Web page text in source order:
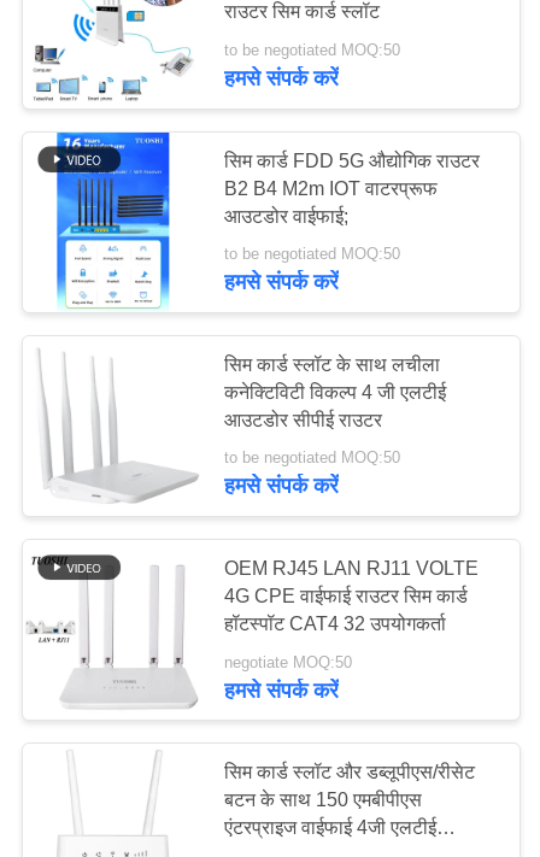
PRIVACY
POLICY
राउटर सिम कार्ड स्लॉट
to be negotiated MOQ:50
हमसे संपर्क करें
सिम कार्ड FDD 5G औद्योगिक राउटर
B2 B4 M2m IOT वाटरप्रूफ
आउटडोर वाईफाई;
to be negotiated MOQ:50
हमसे संपर्क करें
सिम कार्ड स्लॉट के साथ लचीला
कनेक्टिविटी विकल्प 4 जी एलटीई
आउटडोर सीपीई राउटर
to be negotiated MOQ:50
हमसे संपर्क करें
OEM RJ45 LAN RJ11 VOLTE
4G CPE वाईफाई राउटर सिम कार्ड
हॉटस्पॉट CAT4 32 उपयोगकर्ता
negotiate MOQ:50
हमसे संपर्क करें
सिम कार्ड स्लॉट और डब्लूपीएस/रीसेट
बटन के साथ 150 एमबीपीएस
एंटरप्राइज वाईफाई 4जी एलटीई